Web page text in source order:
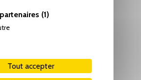
(1)
Tout accepter